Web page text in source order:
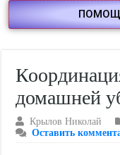
домашней
Крылов Николай
Оставить